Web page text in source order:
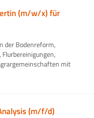
(m/w/x) für
der Bodenreform,
mit
(m/f/d)